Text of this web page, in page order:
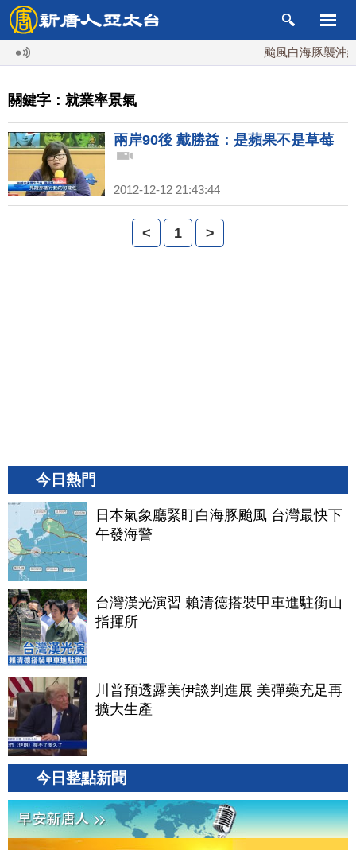
颱風白海豚襲沖
關鍵字：就業率景氣
兩岸90後 戴勝益：是蘋果不是草莓
2012-12-12 21:43:44
< 1 >
今日熱門
日本氣象廳緊盯白海豚颱風 台灣最快下
午發海警
台灣漢光演習 賴清德搭裝甲車進駐衡山
指揮所
川普預透露美伊談判進展 美彈藥充足再
擴大生產
今日整點新聞